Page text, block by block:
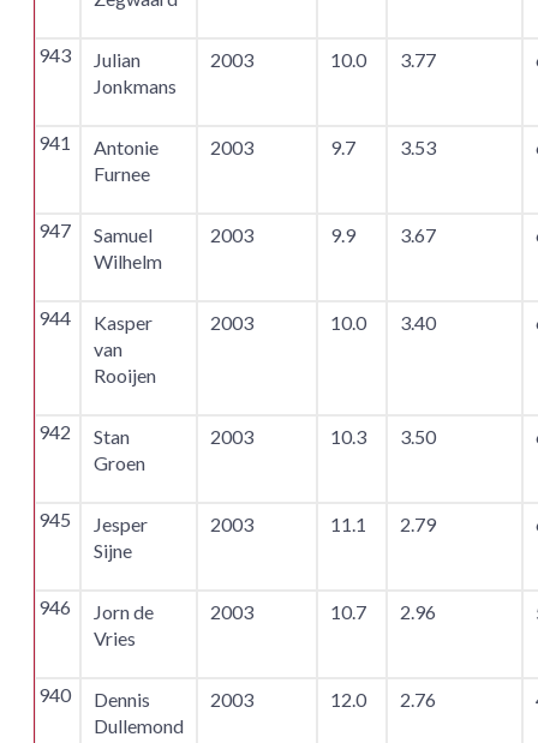
943
Julian
Jonkmans
2003 10.0 3.77
941
Antonie
Furnee
2003 9.7 3.53
947
Samuel
Wilhelm
2003 9.9 3.67
944
Kasper
van
Rooijen
2003 10.0 3.40
942
Stan
Groen
2003 10.3 3.50
945
Jesper
Sijne
2003 11.1 2.79
946
Jorn de
Vries
2003 10.7 2.96
940
Dennis
Dullemond
2003 12.0 2.76